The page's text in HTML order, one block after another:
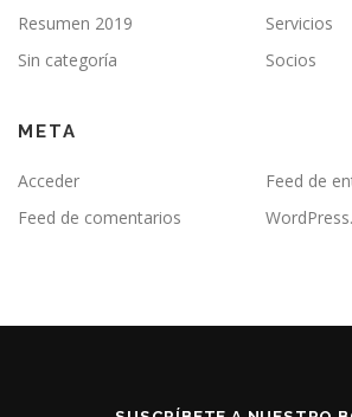
Resumen 2019
Servicios
Sin categoría
Socios
META
Acceder
Feed de
Feed de comentarios